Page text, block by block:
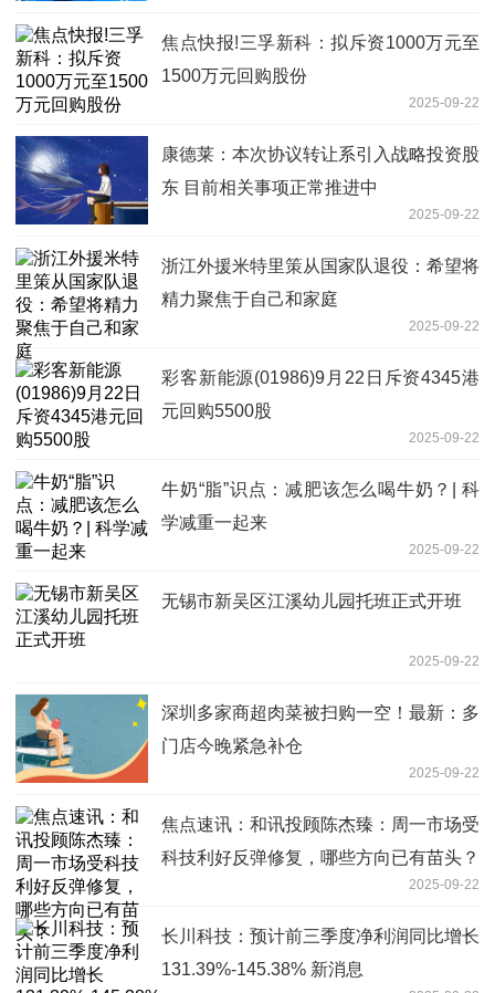
焦点快报!三孚新科：拟斥资1000万元至
1500万元回购股份
2025-09-22
康德莱：本次协议转让系引入战略投资股
东 目前相关事项正常推进中
2025-09-22
浙江外援米特里策从国家队退役：希望将
精力聚焦于自己和家庭
2025-09-22
彩客新能源(01986)9月22日斥资4345港
元回购5500股
2025-09-22
牛奶“脂”识点：减肥该怎么喝牛奶？| 科
学减重一起来
2025-09-22
无锡市新吴区江溪幼儿园托班正式开班
2025-09-22
深圳多家商超肉菜被扫购一空！最新：多
门店今晚紧急补仓
2025-09-22
焦点速讯：和讯投顾陈杰臻：周一市场受
科技利好反弹修复，哪些方向已有苗头？
2025-09-22
长川科技：预计前三季度净利润同比增长
131.39%-145.38% 新消息